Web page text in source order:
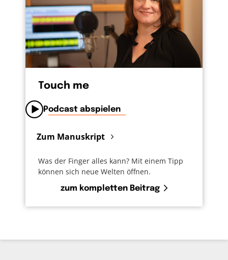
Touch me
Podcast abspielen
Zum Manuskript
Was der Finger alles kann? Mit einem Tipp
können sich neue Welten öffnen.
zum kompletten Beitrag